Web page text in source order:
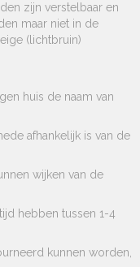
zijn verstelbaar en
maar niet in de
(lichtbruin)
huis de naam van
afhankelijk is van de
wijken van de
hebben tussen 1-4
kunnen worden,